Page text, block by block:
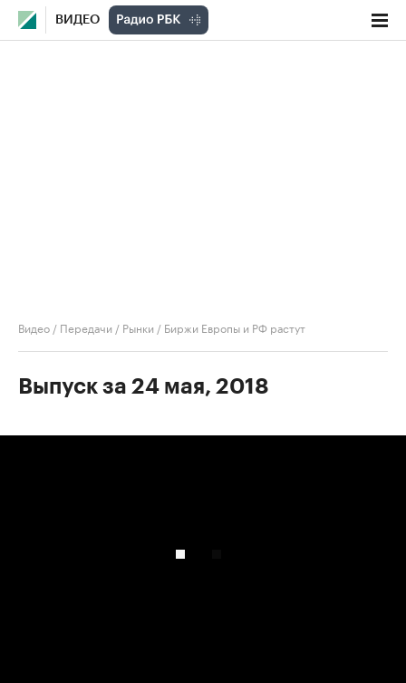
ВИДЕО
Видео / Передачи / Рынки / Биржи Европы и РФ растут
Выпуск за 24 мая, 2018